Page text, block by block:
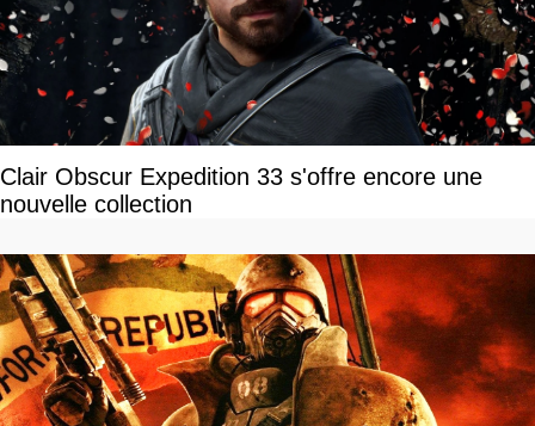
Clair Obscur Expedition 33 s'offre encore une
nouvelle collection